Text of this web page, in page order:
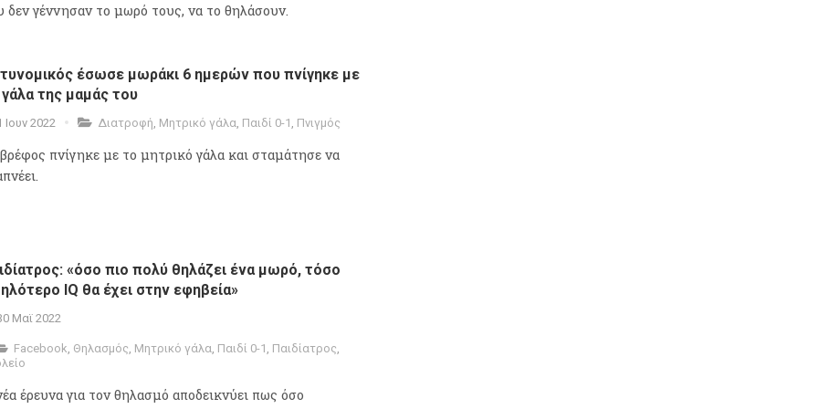
δεν γέννησαν το μωρό τους, να το θηλάσουν.
έσωσε μωράκι 6 ημερών που πνίγηκε με
της μαμάς του
Ιουν 2022 Διατροφή, Μητρικό γάλα, Παιδί 0-1 , Πνιγμός
πνίγηκε με το μητρικό γάλα και σταμάτησε να
«όσο πιο πολύ θηλάζει ένα μωρό, τόσο
IQ θα έχει στην εφηβεία»
Μαϊ 2022
Facebook, Θηλασμός, Μητρικό γάλα, Παιδί 0-1 , Παιδίατρος,
έρευνα για τον θηλασμό αποδεικνύει πως όσο